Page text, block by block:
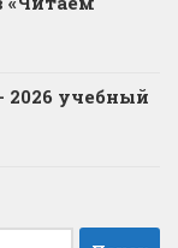
2026 учебный